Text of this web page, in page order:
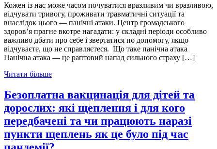
Кожен із нас може часом почуватися вразливим чи вразливою,
відчувати тривогу, проживати травматичні ситуації та
внаслідок цього — панічні атаки. Центр громадського
здоров’я прагне вкотре нагадати: у складні періоди особливо
важливо дбати про себе і звертатися по допомогу, якщо
відчуваєте, що не справляєтеся. Що таке панічна атака
Панічна атака — це раптовий напад сильного страху […]
Читати більше
Безоплатна вакцинація для дітей та
дорослих: які щеплення і для кого
передбачені та чи працюють наразі
пункти щеплень як це було під час